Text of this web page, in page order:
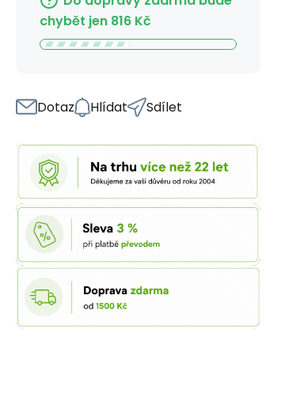
chybět jen 816 Kč
Dotaz Hlídat Sdílet